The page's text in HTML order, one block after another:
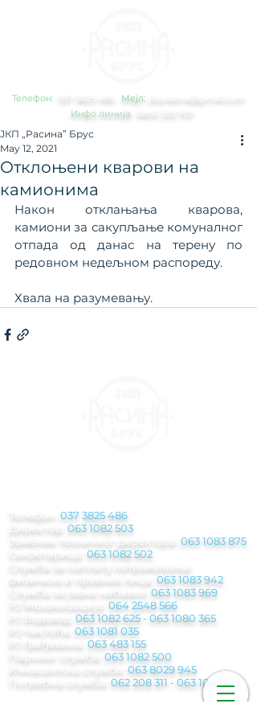
Телефон: 37 3825 486 Мејл:
jkp.rasina@gmail.com
Инфо линија:
0800 353 707
Отклоњени кварови на
камионима
ЈКП „Расина” Брус
May 12, 2021
Након отклањања кварова,
камиони за сакупљање комуналног
отпада од данас на терену по
редовном недељном распореду.
Хвала на разумевању.
Телефон: 037 3825 486
063 1082 503
063 1083 875
063 1082 502
Служба за наплату потраживања
физичких и правних лица:
063 1083 942
Служба за јавне набавке:
063 1083 969
064 2548 566
РЈ Водовод: 063 1082 625-063 1080 365
РЈ Чистоћа: 063 1081 035
РЈ Грађевина:
063 483 155
Паркинг служба
063 1082 500
Инкасантска служба: 063 8029 945
Погребна служба:
062 208 311 - 063 1082